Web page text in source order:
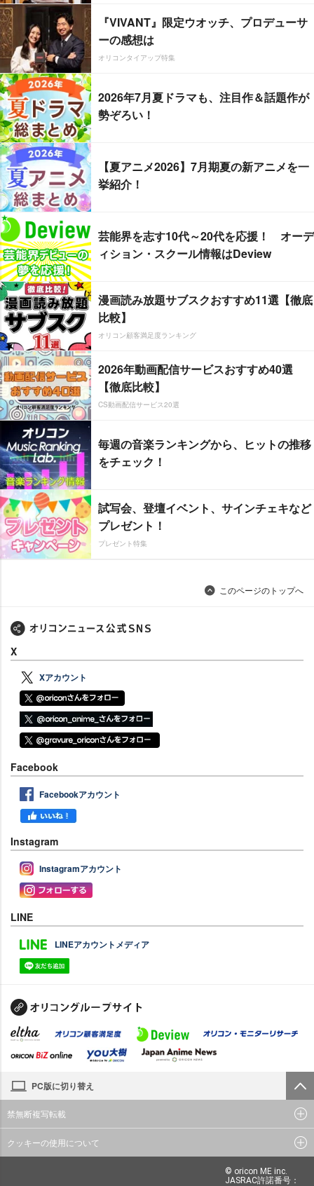
『VIVANT』限定ウオッチ、プロデューサ
ーの感想は
オリコンタイアップ特集
2026年7月夏ドラマも、注目作＆話題作が
勢ぞろい！
【夏アニメ2026】7月期夏の新アニメを一
挙紹介！
芸能界を志す10代～20代を応援！ オーデ
ィション・スクール情報はDeview
漫画読み放題サブスクおすすめ11選【徹底
比較】
オリコン顧客満足度ランキング
2026年動画配信サービスおすすめ40選
【徹底比較】
CS動画配信サービス20選
毎週の音楽ランキングから、ヒットの推移
をチェック！
試写会、登壇イベント、サインチェキなど
プレゼント！
プレゼント特集
このページのトップへ
X
Xアカウント
Facebook
Facebookアカウント
Instagram
Instagramアカウント
LINE
LINEアカウントメディア
PC版に切り替え
禁無断複写転載
クッキーの使用について
© oricon ME inc.
JASRAC許諾番号：